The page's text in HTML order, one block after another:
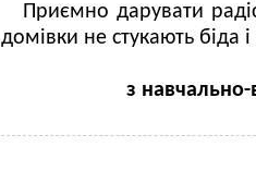
Приємно дарувати
домівки не стукають біда
з навчально-